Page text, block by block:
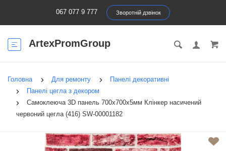
067 077 9 777 Зворотній дзвінок
ArtexPromGroup
Головна Для ремонту
Панелі декоративні
Панелі цегла з декором
Самоклеюча 3D панель 700х700х5мм Клінкер насичений
червоний цегла (416) SW-00001182